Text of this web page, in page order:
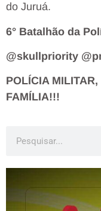
do Juruá.
6° Batalhão da
@skullpriority
POLÍCIA
FAMÍLIA!!!